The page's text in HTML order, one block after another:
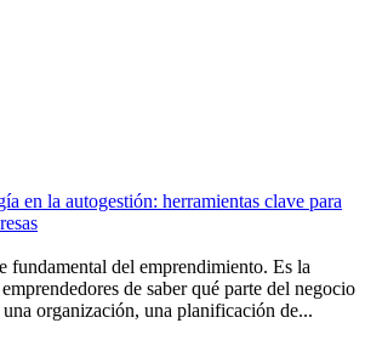
en la autogestión: herramientas clave para
fundamental del emprendimiento. Es la
de saber qué parte del negocio
una organización, una planificación de...